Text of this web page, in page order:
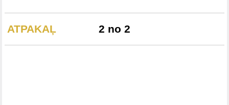
ATPAKAĻ 2 no 2